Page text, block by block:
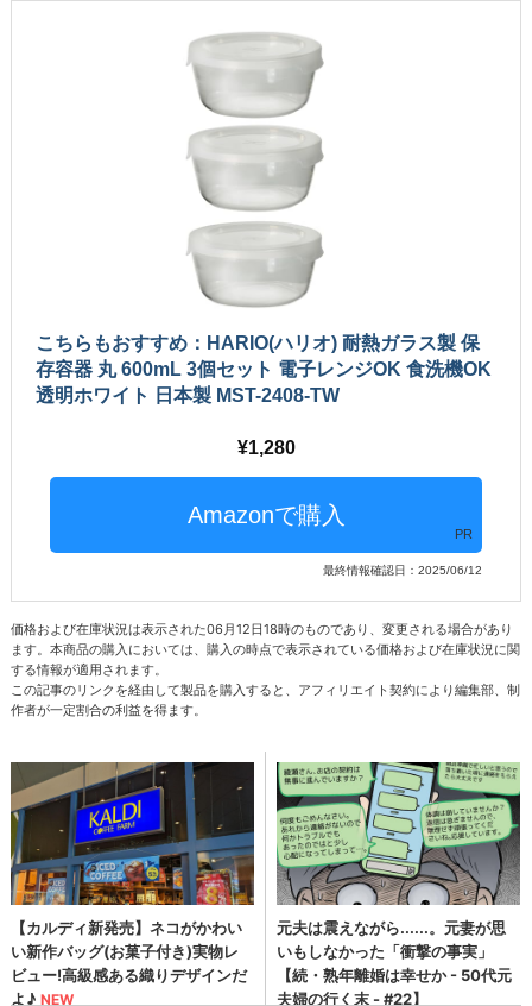
こちらもおすすめ：HARIO(ハリオ) 耐熱ガラス製 保
存容器 丸 600mL 3個セット 電子レンジOK 食洗機OK
透明ホワイト 日本製 MST-2408-TW
1,280
PR
最終情報確認日：2025/06/12
価格および在庫状況は表示された06月12日18時のものであり、変更される場合があり
ます。本商品の購入においては、購入の時点で表示されている価格および在庫状況に関
する情報が適用されます。
この記事のリンクを経由して製品を購入すると、アフィリエイト契約により編集部、制
作者が一定割合の利益を得ます。